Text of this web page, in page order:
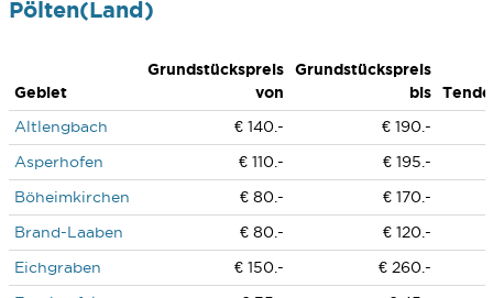
Pölten(Land)
Gebiet
Grundstückspreis
von
Grundstückspreis
bis
Altlengbach
€ 140.-
€ 190.-
Asperhofen
€ 110.-
€ 195.-
Böheimkirchen
€ 80.-
€ 170.-
Brand-Laaben
€ 80.-
€ 120.-
Eichgraben
€ 150.-
€ 260.-